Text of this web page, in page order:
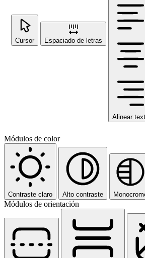
Cursor Espaciado de letras
Alinear
Módulos de color
Contraste claro Alto contraste
Módulos de orientación